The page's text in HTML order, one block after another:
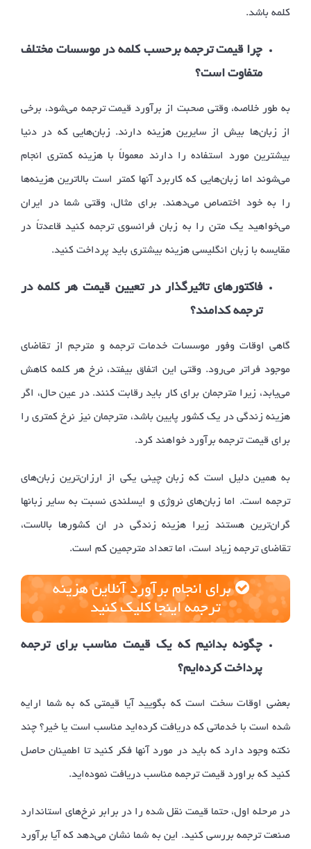
کلمه باشد.
چرا قیمت ترجمه برحسب کلمه در موسسات مختلف
متفاوت است؟
به طور خلاصه، وقتی صحبت از برآورد قیمت ترجمه می‌شود، برخی
از زبان‌ها بیش از سایرین هزینه دارند. زبان‌هایی که در دنیا
بیشترین مورد استفاده را دارند معمولاً با هزینه کمتری انجام
می‌شوند اما زبان‌هایی که کاربرد آنها کمتر است بالاترین هزینه‌ها
را به خود اختصاص می‌دهند. برای مثال، وقتی شما در ایران
می‌خواهید یک متن را به زبان فرانسوی ترجمه کنید قاعدتاً در
مقایسه با زبان انگلیسی هزینه بیشتری باید پرداخت کنید.
فاکتورهای تاثیرگذار در تعیین قیمت هر کلمه در
ترجمه کدامند؟
گاهی اوقات وفور موسسات خدمات ترجمه و مترجم از تقاضای
موجود فراتر می‌رود. وقتی این اتفاق بیفتد، نرخ هر کلمه کاهش
می‌یابد، زیرا مترجمان برای کار باید رقابت کنند. در عین حال، اگر
هزینه زندگی در یک کشور پایین باشد، مترجمان نیز نرخ کمتری را
برای قیمت ترجمه برآورد خواهند کرد.
به همین دلیل است که زبان چینی یکی از ارزان‌ترین زبان‌های
ترجمه است. اما زبان‌های نروژی و ایسلندی نسبت به سایر زبانها
گران‌ترین هستند زیرا هزینه زندگی در ان کشورها بالاست،
تقاضای ترجمه زیاد است، اما تعداد مترجمین کم است.
برای انجام برآورد آنلاین هزینه
ترجمه اینجا کلیک کنید
چگونه بدانیم که یک قیمت مناسب برای ترجمه
پرداخت کرده‌ایم؟
بعضی اوقات سخت است که بگویید آیا قیمتی که به شما ارایه
شده است با خدماتی که دریافت کرده‌اید مناسب است یا خیر؟ چند
نکته وجود دارد که باید در مورد آنها فکر کنید تا اطمینان حاصل
کنید که براورد قیمت ترجمه مناسب دریافت نموده‌اید.
در مرحله اول، حتما قیمت نقل شده را در برابر نرخ‌های استاندارد
صنعت ترجمه بررسی کنید. این به شما نشان می‌دهد که آیا برآورد